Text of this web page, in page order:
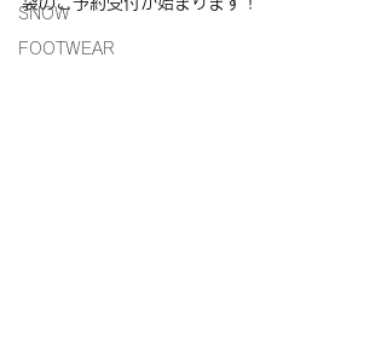
SNOW
FOOTWEAR